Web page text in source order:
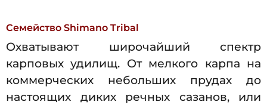
Семейство Shimano Tribal
Охватывают широчайший спектр
карповых удилищ. От мелкого карпа на
коммерческих небольших прудах до
настоящих диких речных сазанов, или